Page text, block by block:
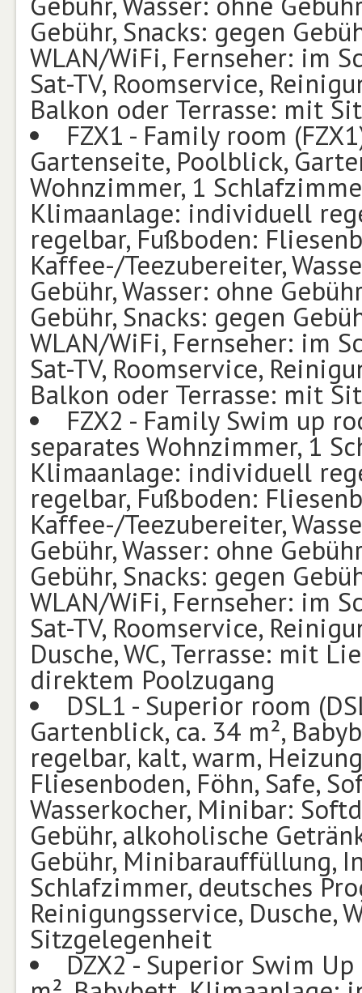
Gebühr, Snacks: gegen
WLAN/WiFi, Fernseher: im
Sat-TV, Roomservice,
Balkon oder Terrasse: mit
FZX1 - Family room
Gartenseite, Poolblick,
Wohnzimmer, 1
Klimaanlage: individuell
regelbar, Fußboden:
Kaffee-/Teezubereiter,
Gebühr, Wasser: ohne
Gebühr, Snacks: gegen
WLAN/WiFi, Fernseher: im
Sat-TV, Roomservice,
Balkon oder Terrasse: mit
FZX2 - Family Swim up
separates Wohnzimmer, 1
Klimaanlage: individuell
regelbar, Fußboden:
Kaffee-/Teezubereiter,
Gebühr, Wasser: ohne
Gebühr, Snacks: gegen
WLAN/WiFi, Fernseher: im
Sat-TV, Roomservice,
Dusche, WC, Terrasse: mit
direktem Poolzugang
DSL1 - Superior room
Gartenblick, ca. 34 m²,
regelbar, kalt, warm,
Fliesenboden, Föhn, Safe,
Wasserkocher, Minibar:
Gebühr, alkoholische
Gebühr, Minibarauffüllung,
Schlafzimmer, deutsches
Reinigungsservice, Dusche,
Sitzgelegenheit
DZX2 - Superior Swim